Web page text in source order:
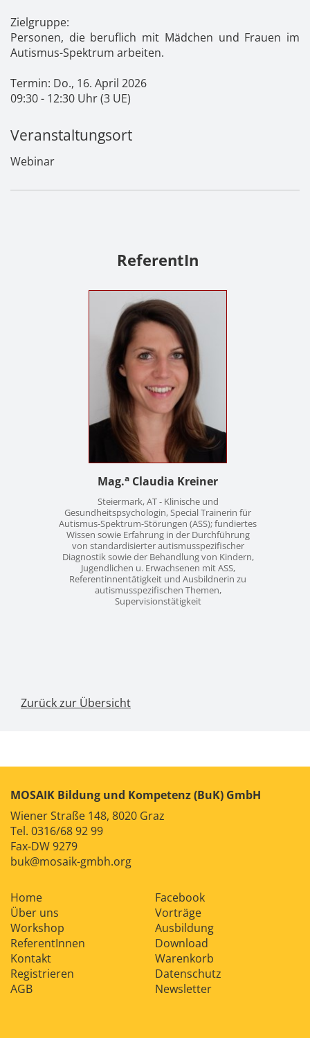
Zielgruppe:
Personen, die beruflich mit Mädchen und Frauen im
Autismus-Spektrum arbeiten.
Termin: Do., 16. April 2026
09:30 - 12:30 Uhr (3 UE)
Veranstaltungsort
Webinar
ReferentIn
Mag.a Claudia Kreiner
Steiermark, AT - Klinische und
Gesundheitspsychologin, Special Trainerin für
Autismus-Spektrum-Störungen (ASS); fundiertes
Wissen sowie Erfahrung in der Durchführung
von standardisierter autismusspezifischer
Diagnostik sowie der Behandlung von Kindern,
Jugendlichen u. Erwachsenen mit ASS,
Referentinnentätigkeit und Ausbildnerin zu
autismusspezifischen Themen,
Supervisionstätigkeit
Zurück zur Übersicht
MOSAIK Bildung und Kompetenz (BuK) GmbH
Wiener Straße 148, 8020 Graz
Tel. 0316/68 92 99
Fax-DW 9279
buk@mosaik-gmbh.org
Home
Facebook
Über uns
Vorträge
Workshop
Ausbildung
ReferentInnen
Download
Kontakt
Warenkorb
Registrieren
Datenschutz
AGB
Newsletter